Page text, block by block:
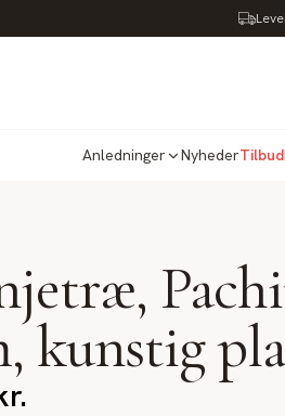
Anledninger NyhederTilbud
kunstig